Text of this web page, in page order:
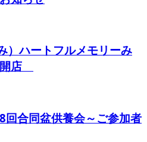
）ハートフルメモリーみ
店
回合同盆供養会～ご参加者